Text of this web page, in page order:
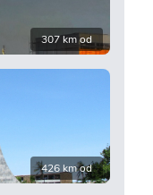
307 km od
426 km od